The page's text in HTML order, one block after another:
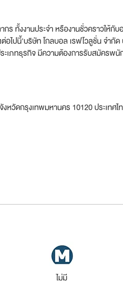
ทั้งงานประจำ หรืองานชั่วคราวให้กั
ปนี้'บริษัท โกลบอล เรฟโวลูชั่น จำกั
ะเภทธุรกิจ มีความต้องการรับสมัคร
วัดกรุงเทพมหานคร 10120 ประเทศไ
ไม่มี